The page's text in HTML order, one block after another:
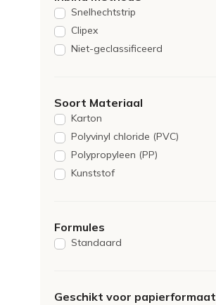
Snelhechtstrip
Clipex
Niet-geclassificeerd
Soort Materiaal
Karton
Polyvinyl chloride (PVC)
Polypropyleen (PP)
Kunststof
Formules
Standaard
Geschikt voor papierformaat